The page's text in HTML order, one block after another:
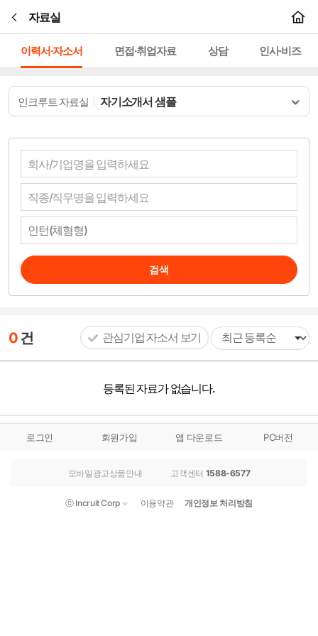
자료실
이력서·자소서 면접·취업자료 상담 인사·비즈
인크루트 자료실 자기소개서 샘플
검색
0건 관심기업 자소서 보기
등록된 자료가 없습니다.
로그인 회원가입 앱 다운로드 PC버전
모바일광고상품안내 고객센터 1588-6577
ⓒ Incruit Corp 이용약관 개인정보 처리방침